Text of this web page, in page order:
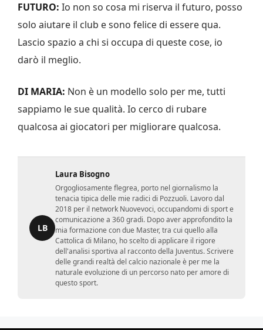
FUTURO: Io non so cosa mi riserva il futuro, posso
solo aiutare il club e sono felice di essere qua.
Lascio spazio a chi si occupa di queste cose, io
darò il meglio.
DI MARIA: Non è un modello solo per me, tutti
sappiamo le sue qualità. Io cerco di rubare
qualcosa ai giocatori per migliorare qualcosa.
LB
Laura Bisogno
Orgogliosamente flegrea, porto nel giornalismo la
tenacia tipica delle mie radici di Pozzuoli. Lavoro dal
2018 per il network Nuovevoci, occupandomi di sport e
comunicazione a 360 gradi. Dopo aver approfondito la
mia formazione con due Master, tra cui quello alla
Cattolica di Milano, ho scelto di applicare il rigore
dell'analisi sportiva al racconto della Juventus. Scrivere
delle grandi realtà del calcio nazionale è per me la
naturale evoluzione di un percorso nato per amore di
questo sport.